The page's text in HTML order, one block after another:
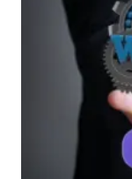
पू
र्ण
आ
णि
सो
पा
क
व
ण्या
सा
ठी
मा